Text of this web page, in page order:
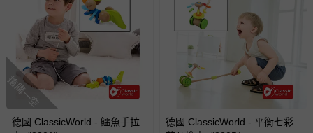
國際航空、客運、訂房等服務。
相關的退換貨辦理流程，可詳見： 退換貨 & 退款問題
其他常見問題：
運送服務：目前提供的運送僅限台灣本島。如您位於離島地
搶購一空
德國 ClassicWorld - 鱷魚手拉
德國 ClassicWorld - 平衡七彩